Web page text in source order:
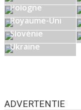
Pologne
Royaume-Uni
Slovénie
Ukraine
ADVERTENTIE